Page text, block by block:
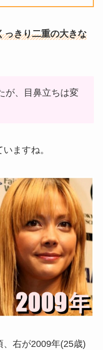
っきり二重の大きな
が、目鼻立ちは変
ますね。
右が2009年(25歳)